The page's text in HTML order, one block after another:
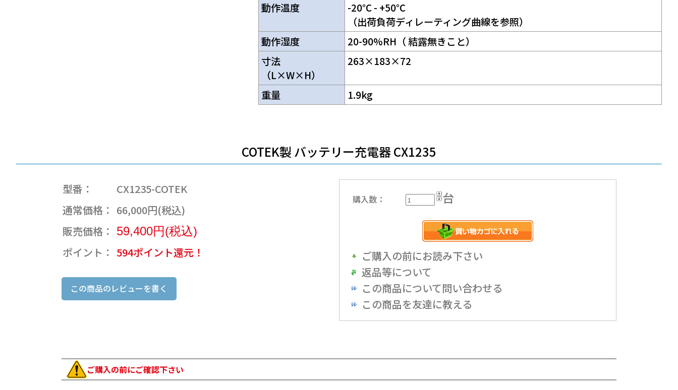
動作温度
-20℃ - +50℃
（出荷負荷ディレーティング曲線を参照）
動作湿度
20-90%RH（ 結露無きこと）
寸法
（L×W×H）
263×183×72
重量 1.9kg
COTEK製 バッテリー充電器 CX1235
型番：
CX1235-COTEK
通常価格： 66,000円(税込)
販売価格： 59,400円(税込)
ポイント： 594ポイント還元！
この商品のレビューを書く
購入数： 台
ご購入の前にお読み下さい
返品等について
この商品について問い合わせる
この商品を友達に教える
ご購入の前にご確認下さい